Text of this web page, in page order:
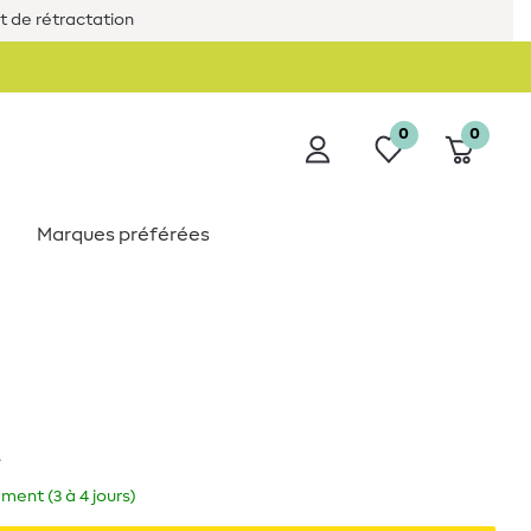
de rétractation
0 0
Marques préférées
(3 à 4 jours)